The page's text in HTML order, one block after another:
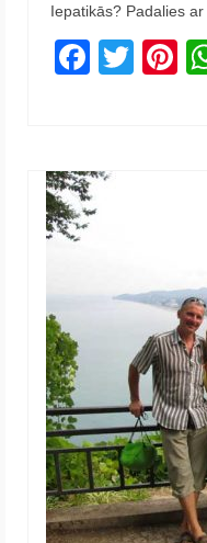
Iepatikās? Padalies